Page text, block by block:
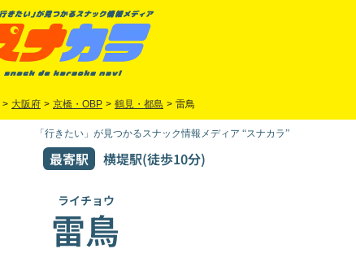
> 大阪府 > 京橋・OBP > 鶴見・都島 > 雷鳥
「行きたい」が見つかるスナック情報メディア “スナカラ”
最寄駅 横堤駅(徒歩10分)
ライチョウ
雷鳥